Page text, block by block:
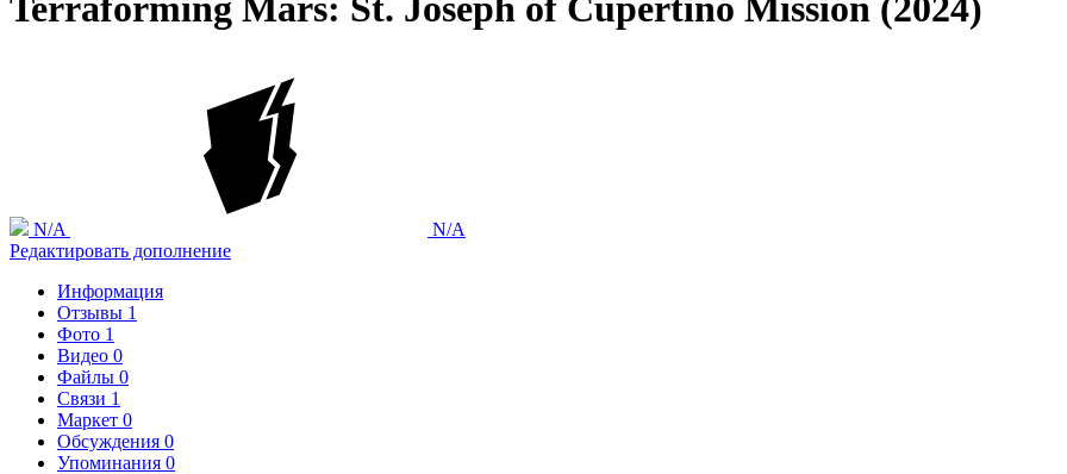
Terraforming Mars: St. Joseph of Cupertino Mission (2024)
N/A
N/A
Редактировать дополнение
Информация
Отзывы 1
Фото 1
Видео 0
Файлы 0
Связи 1
Маркет 0
Обсуждения 0
Упоминания 0